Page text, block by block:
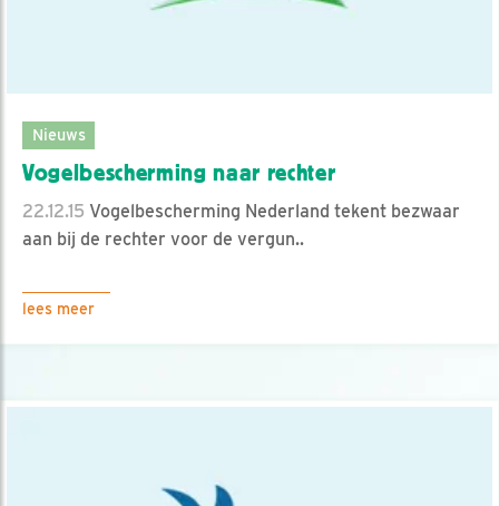
Nieuws
Vogelbescherming naar rechter
22.12.15 Vogelbescherming Nederland tekent bezwaar
aan bij de rechter voor de vergun..
lees meer